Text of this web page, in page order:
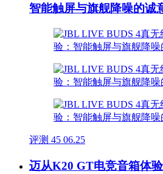
智能触屏与旗舰降噪的诚
评测 45 06.25
迈从K20 GT电竞音箱体